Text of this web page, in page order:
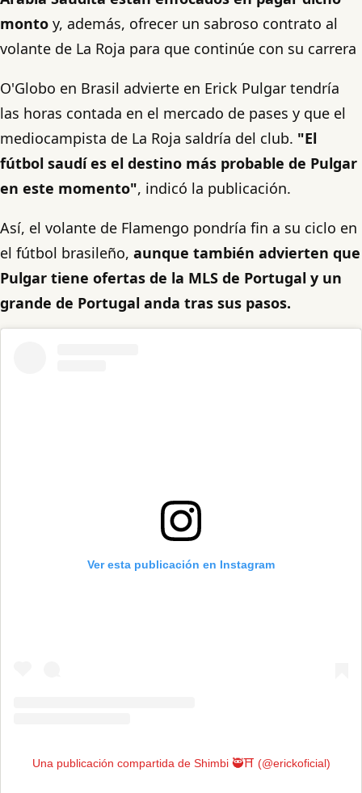
monto y, además, ofrecer un sabroso contrato al
volante de La Roja para que continúe con su carrera
O'Globo en Brasil advierte en Erick Pulgar tendría
las horas contada en el mercado de pases y que el
mediocampista de La Roja saldría del club. "El
fútbol saudí es el destino más probable de Pulgar
en este momento", indicó la publicación.
Así, el volante de Flamengo pondría fin a su ciclo en
el fútbol brasileño, aunque también advierten que
Pulgar tiene ofertas de la MLS de Portugal y un
grande de Portugal anda tras sus pasos.
Ver esta publicación en Instagram
Una publicación compartida de Shimbi 🥷⛩️ (@erickoficial)